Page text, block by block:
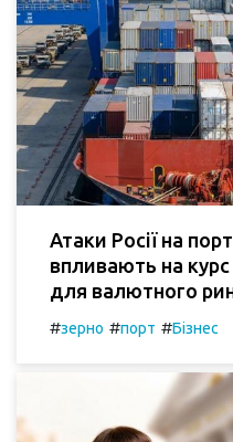
Атаки Росії на
впливають на курс
для валютного
#зерно #порт #Бізнес